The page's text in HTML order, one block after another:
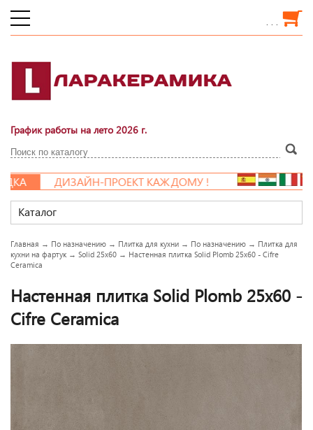
. . .
График работы на лето 2026 г.
ДИЗАЙН-ПРОЕКТ КАЖДОМУ !
Каталог
Главная → По назначению → Плитка для кухни → По назначению → Плитка для
кухни на фартук → Solid 25x60 → Настенная плитка Solid Plomb 25x60 - Cifre
Ceramica
Настенная плитка Solid Plomb 25x60 -
Cifre Ceramica